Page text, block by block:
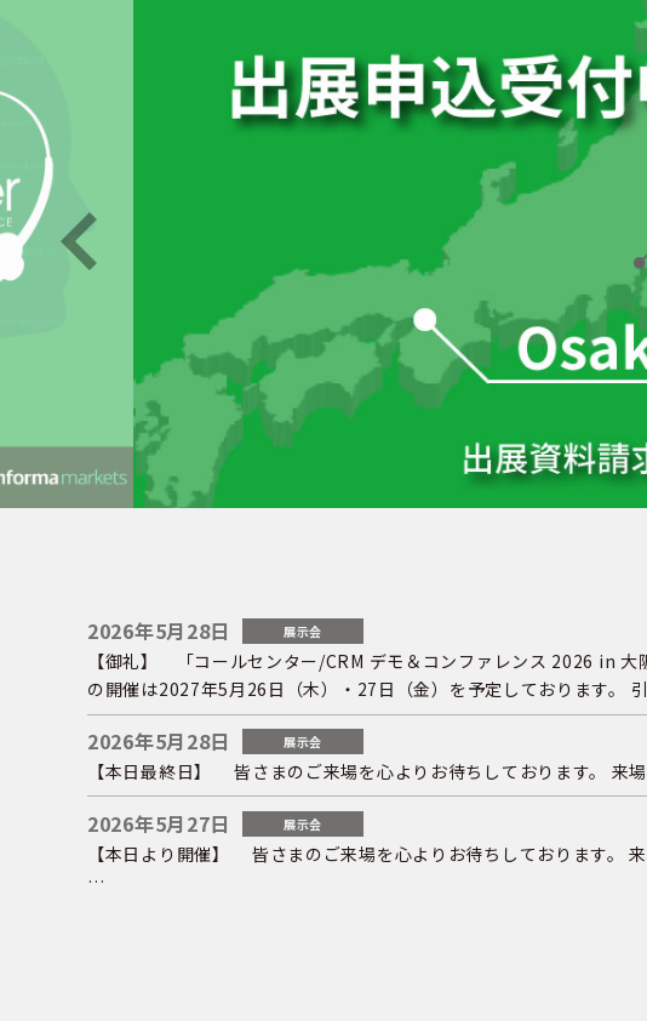
2026年5月28日 展示会
【御礼】 「コールセンター/CRM デモ＆コンファレンス 2026 in
の開催は2027年5月26日（木）・27日（金）を予定しております。
2026年5月28日 展示会
【本日最終日】 皆さまのご来場を心よりお待ちしております
2026年5月27日 展示会
【本日より開催】 皆さまのご来場を心よりお待ちしておりま
…